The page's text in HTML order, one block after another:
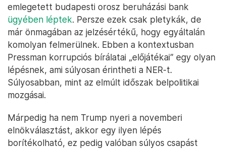
emlegetett budapesti orosz beruházási bank
ügyében léptek. Persze ezek csak pletykák, de
már önmagában az jelzésértékű, hogy egyáltalán
komolyan felmerülnek. Ebben a kontextusban
Pressman korrupciós bírálatai „előjátékai” egy olyan
lépésnek, ami súlyosan érintheti a NER-t.
Súlyosabban, mint az elmúlt időszak belpolitikai
mozgásai.
Márpedig ha nem Trump nyeri a novemberi
elnökválasztást, akkor egy ilyen lépés
borítékolható, ez pedig valóban súlyos csapást